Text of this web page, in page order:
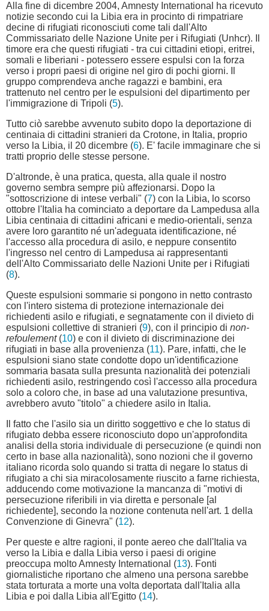
Alla fine di dicembre 2004, Amnesty International ha ricevuto
notizie secondo cui la Libia era in procinto di rimpatriare
decine di rifugiati riconosciuti come tali dall'Alto
Commissariato delle Nazione Unite per i Rifugiati (Unhcr). Il
timore era che questi rifugiati - tra cui cittadini etiopi, eritrei,
somali e liberiani - potessero essere espulsi con la forza
verso i propri paesi di origine nel giro di pochi giorni. Il
gruppo comprendeva anche ragazzi e bambini, era
trattenuto nel centro per le espulsioni del dipartimento per
l'immigrazione di Tripoli (5).
Tutto ciò sarebbe avvenuto subito dopo la deportazione di
centinaia di cittadini stranieri da Crotone, in Italia, proprio
verso la Libia, il 20 dicembre (6). E' facile immaginare che si
tratti proprio delle stesse persone.
D'altronde, è una pratica, questa, alla quale il nostro
governo sembra sempre più affezionarsi. Dopo la
"sottoscrizione di intese verbali" (7) con la Libia, lo scorso
ottobre l'Italia ha cominciato a deportare da Lampedusa alla
Libia centinaia di cittadini africani e medio-orientali, senza
avere loro garantito né un'adeguata identificazione, né
l'accesso alla procedura di asilo, e neppure consentito
l'ingresso nel centro di Lampedusa ai rappresentanti
dell'Alto Commissariato delle Nazioni Unite per i Rifugiati
(8).
Queste espulsioni sommarie si pongono in netto contrasto
con l'intero sistema di protezione internazionale dei
richiedenti asilo e rifugiati, e segnatamente con il divieto di
espulsioni collettive di stranieri (9), con il principio di non-
refoulement(10) e con il divieto di discriminazione dei
rifugiati in base alla provenienza (11). Pare, infatti, che le
espulsioni siano state condotte dopo un'identificazione
sommaria basata sulla presunta nazionalità dei potenziali
richiedenti asilo, restringendo così l'accesso alla procedura
solo a coloro che, in base ad una valutazione presuntiva,
avrebbero avuto "titolo" a chiedere asilo in Italia.
Il fatto che l'asilo sia un diritto soggettivo e che lo status di
rifugiato debba essere riconosciuto dopo un'approfondita
analisi della storia individuale di persecuzione (e quindi non
certo in base alla nazionalità), sono nozioni che il governo
italiano ricorda solo quando si tratta di negare lo status di
rifugiato a chi sia miracolosamente riuscito a farne richiesta,
adducendo come motivazione la mancanza di "motivi di
persecuzione riferibili in via diretta e personale [al
richiedente], secondo la nozione contenuta nell'art. 1 della
Convenzione di Ginevra" (12).
Per queste e altre ragioni, il ponte aereo che dall'Italia va
verso la Libia e dalla Libia verso i paesi di origine
preoccupa molto Amnesty International (13). Fonti
giornalistiche riportano che almeno una persona sarebbe
stata torturata a morte una volta deportata dall'Italia alla
Libia e poi dalla Libia all'Egitto (14).